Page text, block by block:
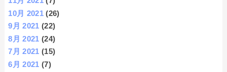
10月 2021 (26)
9月 2021 (22)
8月 2021 (24)
7月 2021 (15)
6月 2021 (7)